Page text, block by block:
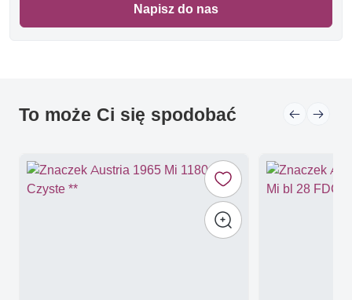
Napisz do nas
To może Ci się spodobać